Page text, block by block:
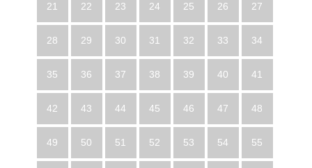
21 22 23 24 25 26 27
28 29 30 31 32 33 34
35 36 37 38 39 40 41
42 43 44 45 46 47 48
49 50 51 52 53 54 55